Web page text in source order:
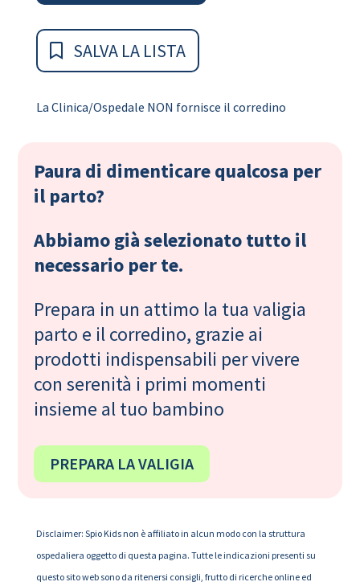
SALVA LA LISTA
La Clinica/Ospedale NON fornisce il corredino
Paura di dimenticare qualcosa per
il parto?
Abbiamo già selezionato tutto il
necessario per te.
Prepara in un attimo la tua valigia
parto e il corredino, grazie ai
prodotti indispensabili per vivere
con serenità i primi momenti
insieme al tuo bambino
PREPARA LA VALIGIA
Disclaimer: Spio Kids non è affiliato in alcun modo con la struttura
ospedaliera oggetto di questa pagina. Tutte le indicazioni presenti su
questo sito web sono da ritenersi consigli, frutto di ricerche online ed